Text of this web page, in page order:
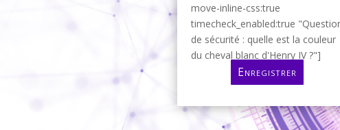
move-inline-css:true
timecheck_enabled:true
de sécurité : quelle est la couleur
du cheval blanc d'Henry IV ?"]
Enregistrer